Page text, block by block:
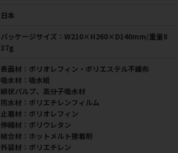
日本
パッケージサイズ：W210×H260×D140mm/重量8
37g
表面材：ポリオレフィン・ポリエステル不織布
吸水材：吸水紙
綿状パルプ、高分子吸水材
防水材：ポリエチレンフィルム
止着材：ポリオレフィン
伸縮材：ポリウレタン
結合材：ホットメルト接着剤
外装材：ポリエチレン